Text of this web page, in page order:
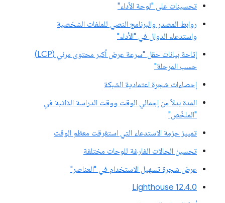
تحسينات على "لوحة الأداء"
روابط المصدر والبرنامج النصي للملفات الشخصية
واستدعاء الدوال في "الأداء"
إتاحة بيانات حقل "سرعة عرض أكبر محتوى مرئي (LCP)
حسب المرحلة"
إحصاءات شجرة اعتمادية الشبكة
المدة بدلاً من إجمالي الوقت ووقت الدراسة الذاتية في
"الملخّص"
تمييز حزمة الاستدعاء التي استغرقت معظم الوقت
تحسين الحالات الفارغة للوحات مختلفة
عرض شجرة تسهيل الاستخدام في "العناصر"
‫Lighthouse 12.4.0